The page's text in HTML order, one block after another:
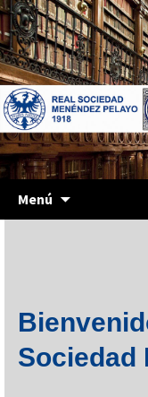
Real
Pelayo
Más de cien
Menú
al
contenido
Sociedad